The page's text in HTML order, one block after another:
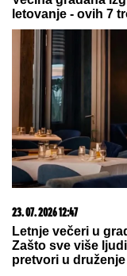
09. 08. 2026 06:24
Mame, danas ne
Panteliju